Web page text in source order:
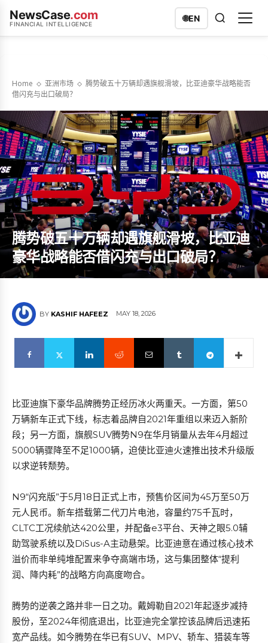
NewsCase.com
FINANCIAL INTELLIGENCE
🌐EN
Home 亚洲市场
腾势破五十万辆却遇旗舰滑坡，比亚迪豪华战略能否
借闪充与出口破局？
腾势破五十万辆却遇旗舰滑坡，比亚迪
豪华战略能否借闪充与出口破局？
BY KASHIF HAFEEZ MAY 18, 2026
比亚迪旗下豪华品牌腾势正经历冰火两重天。一方面，第50
万辆新车正式下线，标志着品牌自2021年重组以来迈入新阶
段；另一方面，旗舰SUV腾势N9在华月销量从去年4月超过
5000辆骤降至不足1000辆，迫使比亚迪火速推出技术升级版
以求逆转颓势。
N9“闪充版”于5月18日正式上市，预售价区间为45万至50万
元人民币。新车搭载第二代刀片电池，容量约75千瓦时，
CLTC工况续航达420公里，并配备e3平台、天神之眼5.0辅
助驾驶系统以及DiSus-A主动悬架。比亚迪意在通过核心技术
溢价而非单纯堆配置来争夺高端市场，这与集团整体“提利
润、降内耗”的战略方向高度吻合。
腾势的逆袭之路并非一日之功。戴姆勒自2021年起逐步减持
股份，至2024年彻底退出，比亚迪完全掌控该品牌后迅速拓
宽产品线。如今腾势在华已有SUV、MPV、轿车、猎装车等